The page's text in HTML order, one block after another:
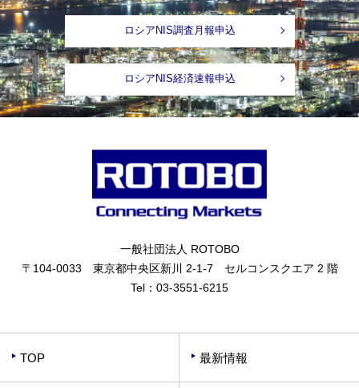
ロシアNIS調査月報申込
ロシアNIS経済速報申込
一般社団法人 ROTOBO
〒104-0033 東京都中央区新川 2-1-7 セルコンスクエア 2 階
Tel： 03-3551-6215
TOP 最新情報